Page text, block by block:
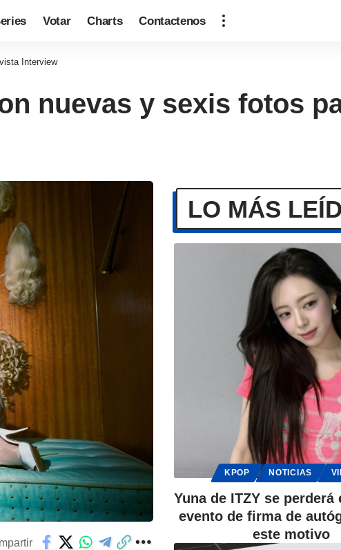
Votar Charts Contactenos
Interview
nuevas y sexis fotos
LO MÁS
KPOP NOTICIAS
Yuna de ITZY se
evento de firma de
este motivo